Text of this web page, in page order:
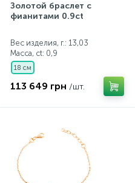
Золотой браслет с
фианитами 0.9ct
Вес изделия, г.: 13,03
Масса, ct: 0,9
18 см
113 649 грн /шт.